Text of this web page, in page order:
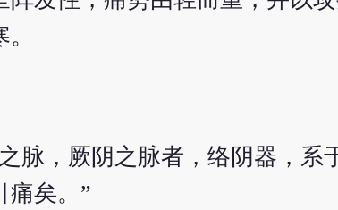
脉，厥阴之脉者，络阴器，系
痛矣。”